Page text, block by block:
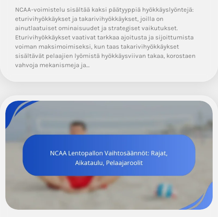
NCAA-voimistelu sisältää kaksi päätyyppiä hyökkäyslyöntejä:
eturivihyökkäykset ja takarivihyökkäykset, joilla on
ainutlaatuiset ominaisuudet ja strategiset vaikutukset.
Eturivihyökkäykset vaativat tarkkaa ajoitusta ja sijoittumista
voiman maksimoimiseksi, kun taas takarivihyökkäykset
sisältävät pelaajien lyömistä hyökkäysviivan takaa, korostaen
vahvoja mekanismeja ja…